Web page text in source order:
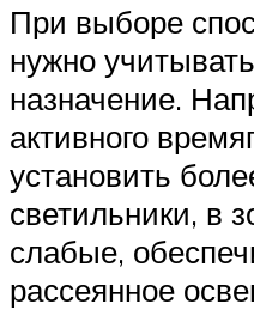
При выборе
нужно
назначение.
активного
установить
светильники, в
слабые,
рассеянное